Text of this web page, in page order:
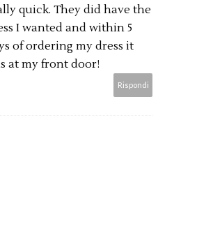
quick. They did have the
I wanted and within 5
of ordering my dress it
at my front door!
Rispondi